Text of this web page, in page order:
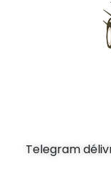
Telegram